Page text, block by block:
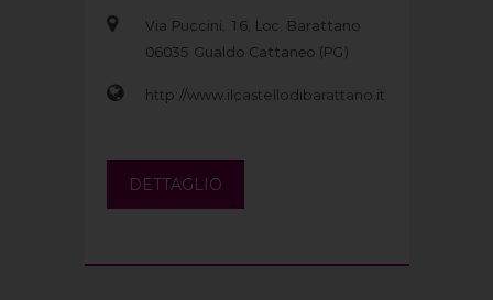
Via Puccini, 16, Loc. Barattano
06035 Gualdo Cattaneo (PG)
http://www.ilcastellodibarattano.it
DETTAGLIO